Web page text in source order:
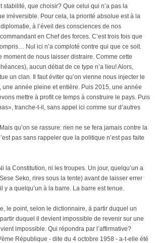
que choisir? Que celui qui n’a pas la
irréversible. Pour cela, la priorité absolue est à la
à l’éveil des consciences de nos
en Chef des forces. C’est trois fois que
Nul ici n’a comploté contre qui que ce soit.
moment de nous laisser distraire. Comme cette
aucun débat de ce type n’a lieu! Alors,
un clan. Il faut éviter qu’on vienne nous injecter le
année pleine et entière. Puis 2015, une année
mettre à profit ce temps à construire le pays. Puis
tranche-t-il, sans appel ici comme sur d’autres
qu’on se rassure: rien ne se fera jamais contre la
pas sans rappeler que la politique n’est pas faite
la Constitution, ni les troupes. Un jour, quelqu’un a
Seko, rires sous la tente) avant de laisser errer
y a quelqu’un à la barre. La barre est tenue.
le point, selon le dictionnaire, à partir duquel un
duquel il devient impossible de revenir sur une
impossible. Qui répondra par l’affirmative?
République - dite du 4 octobre 1958 - a-t-elle été